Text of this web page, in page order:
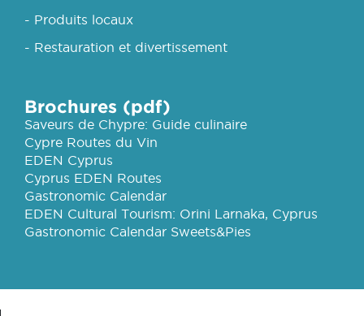
- Produits locaux
- Restauration et divertissement
Brochures (pdf)
Saveurs de Chypre: Guide culinaire
Cypre Routes du Vin
EDEN Cyprus
Cyprus EDEN Routes
Gastronomic Calendar
EDEN Cultural Tourism: Orini Larnaka, Cyprus
Gastronomic Calendar Sweets&Pies